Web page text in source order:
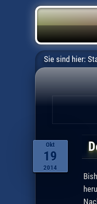
Sie sind hier:
Okt
19
2014